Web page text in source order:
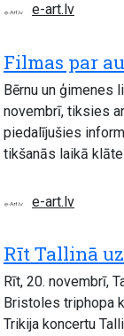
e-art.lv
Filmas par
Bērnu un ģimenes
novembrī, tiksies
piedalījušies
tikšanās laikā
e-art.lv
Rīt Tallinā
Rīt, 20. novembrī,
Bristoles triphopa
Trikija koncertu